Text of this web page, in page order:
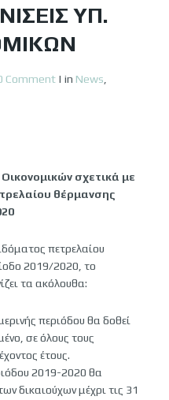
ΥΠ.
Comment | in News
σχετικά με
θέρμανσης
πετρελαίου
2019/2020, το
τα ακόλουθα:
περιόδου θα δοθεί
σε όλους τους
έτους.
2019-2020 θα
δικαιούχων μέχρι τις 31